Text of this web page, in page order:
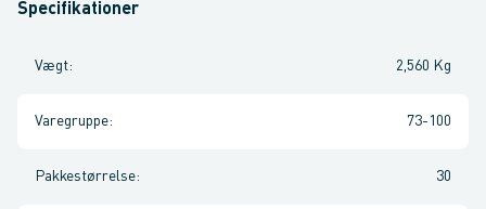
Specifikationer
Vægt: 2,560 Kg
Varegruppe: 73-100
Pakkestørrelse: 30